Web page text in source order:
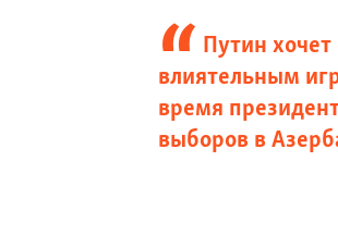
Путин хочет
влиятельным
время
выборов в